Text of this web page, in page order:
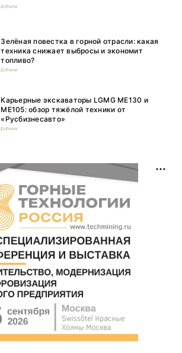
Добыча
Зелёная повестка в горной отрасли: какая
техника снижает выбросы и экономит
топливо?
Добыча
Карьерные экскаваторы LGMG ME130 и
ME105: обзор тяжёлой техники от
«Русбизнесавто»
Добыча